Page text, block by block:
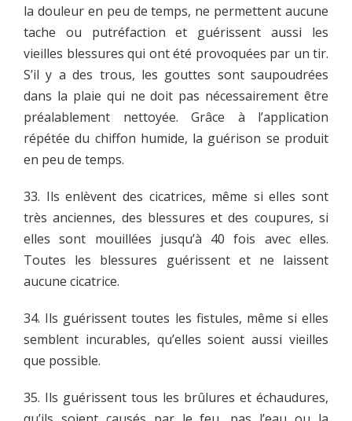
la douleur en peu de temps, ne permettent aucune
tache ou putréfaction et guérissent aussi les
vieilles blessures qui ont été provoquées par un tir.
S’il y a des trous, les gouttes sont saupoudrées
dans la plaie qui ne doit pas nécessairement être
préalablement nettoyée. Grâce à l’application
répétée du chiffon humide, la guérison se produit
en peu de temps.
33. Ils enlèvent des cicatrices, même si elles sont
très anciennes, des blessures et des coupures, si
elles sont mouillées jusqu’à 40 fois avec elles.
Toutes les blessures guérissent et ne laissent
aucune cicatrice.
34. Ils guérissent toutes les fistules, même si elles
semblent incurables, qu’elles soient aussi vieilles
que possible.
35. Ils guérissent tous les brûlures et échaudures,